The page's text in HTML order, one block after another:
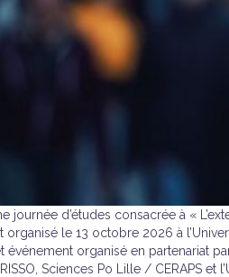
journée d’études consacrée à «
organisé le 13 octobre 2026 à
événement organisé en partenariat
Sciences Po Lille / CERAPS et